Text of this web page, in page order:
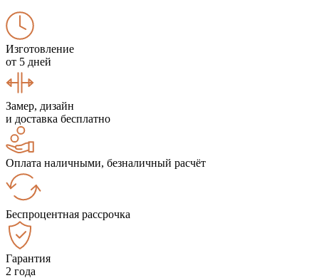
Изготовление
от 5 дней
Замер, дизайн
и доставка бесплатно
Оплата наличными, безналичный расчёт
Беспроцентная рассрочка
Гарантия
2 года